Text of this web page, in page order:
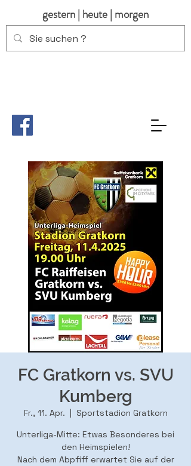
gestern | heute | morgen
FC Gratkorn vs. SVU
Kumberg
Fr., 11. Apr.
  |
Sportstadion Gratkorn
Unterliga-Mitte: Etwas Besonderes bei
den Heimspielen!
Nach dem Abpfiff erwartet Sie auf der